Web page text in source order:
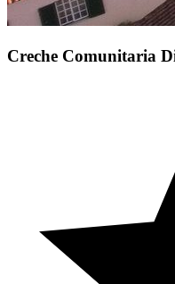
Creche Comunitaria